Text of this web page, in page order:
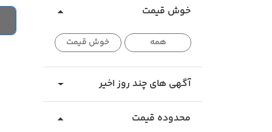
خوش قیمت
همه خوش قیمت
آگهی های چند روز اخیر
محدوده قیمت